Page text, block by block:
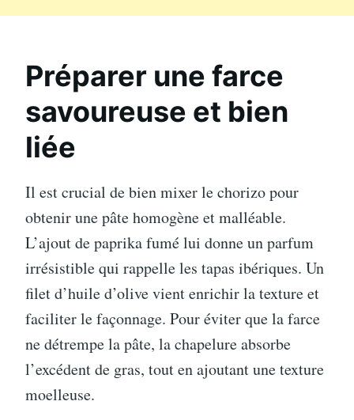
Préparer une farce
savoureuse et bien
liée
Il est crucial de bien mixer le chorizo pour
obtenir une pâte homogène et malléable.
L’ajout de paprika fumé lui donne un parfum
irrésistible qui rappelle les tapas ibériques. Un
filet d’huile d’olive vient enrichir la texture et
faciliter le façonnage. Pour éviter que la farce
ne détrempe la pâte, la chapelure absorbe
l’excédent de gras, tout en ajoutant une texture
moelleuse.